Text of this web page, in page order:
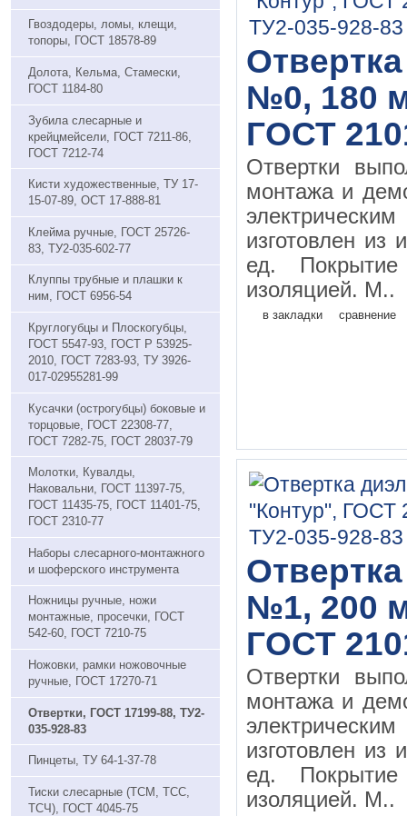
Гвоздодеры, ломы, клещи,
топоры, ГОСТ 18578-89
Долота, Кельма, Стамески,
ГОСТ 1184-80
Зубила слесарные и
крейцмейсели, ГОСТ 7211-86,
ГОСТ 7212-74
Кисти художественные, ТУ 17-
15-07-89, ОСТ 17-888-81
Клейма ручные, ГОСТ 25726-
83, ТУ2-035-602-77
Клуппы трубные и плашки к
ним, ГОСТ 6956-54
Круглогубцы и Плоскогубцы,
ГОСТ 5547-93, ГОСТ Р 53925-
2010, ГОСТ 7283-93, ТУ 3926-
017-02955281-99
Кусачки (острогубцы) боковые и
торцовые, ГОСТ 22308-77,
ГОСТ 7282-75, ГОСТ 28037-79
Молотки, Кувалды,
Наковальни, ГОСТ 11397-75,
ГОСТ 11435-75, ГОСТ 11401-75,
ГОСТ 2310-77
Наборы слесарного-монтажного
и шоферского инструмента
Ножницы ручные, ножи
монтажные, просечки, ГОСТ
542-60, ГОСТ 7210-75
Ножовки, рамки ножовочные
ручные, ГОСТ 17270-71
Отвертки, ГОСТ 17199-88, ТУ2-
035-928-83
Пинцеты, ТУ 64-1-37-78
Тиски слесарные (ТСМ, ТСС,
ТСЧ), ГОСТ 4045-75
№0, 180
ГОСТ
Отвертки
монтажа и
изготовлен из
ед.
изоляцией. М..
в закладки сравнение
№1, 200
ГОСТ
Отвертки
монтажа и
изготовлен из
ед.
изоляцией. М..